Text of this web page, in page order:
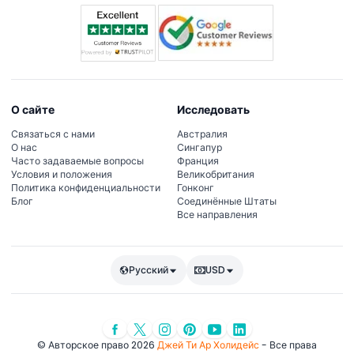
О сайте
Связаться с нами
О нас
Часто задаваемые вопросы
Условия и положения
Политика конфиденциальности
Блог
Исследовать
Австралия
Сингапур
Франция
Великобритания
Гонконг
Соединённые Штаты
Все направления
Русский USD
© Авторское право 2026 Джей Ти Ар Холидейс- Все права